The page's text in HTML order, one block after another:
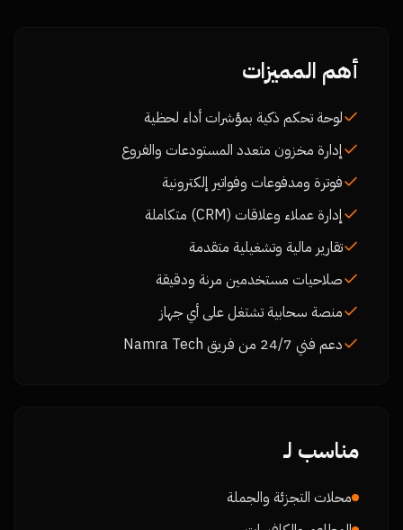
أهم المميزات
لوحة تحكم ذكية بمؤشرات أداء لحظية
إدارة مخزون متعدد المستودعات والفروع
فوترة ومدفوعات وفواتير إلكترونية
إدارة عملاء وعلاقات (CRM) متكاملة
تقارير مالية وتشغيلية متقدمة
صلاحيات مستخدمين مرنة ودقيقة
منصة سحابية تشتغل على أي جهاز
دعم فني 24/7 من فريق Namra Tech
مناسب لـ
محلات التجزئة والجملة